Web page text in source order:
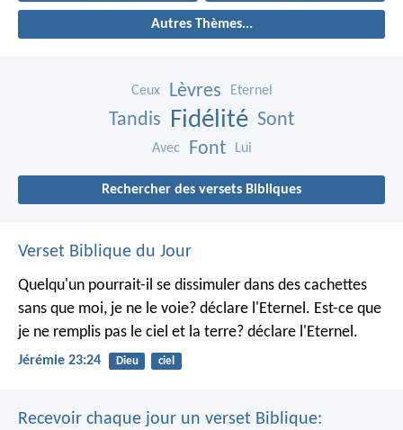
Autres Thèmes...
Ceux Lèvres Eternel
Tandis Fidélité Sont
Avec Font Lui
Rechercher des versets Bibliques
Verset Biblique du Jour
Quelqu'un pourrait-il se dissimuler dans des cachettes
sans que moi, je ne le voie? déclare l'Eternel. Est-ce que
je ne remplis pas le ciel et la terre? déclare l'Eternel.
Jérémie 23:24 Dieu ciel
Recevoir chaque jour un verset Biblique: